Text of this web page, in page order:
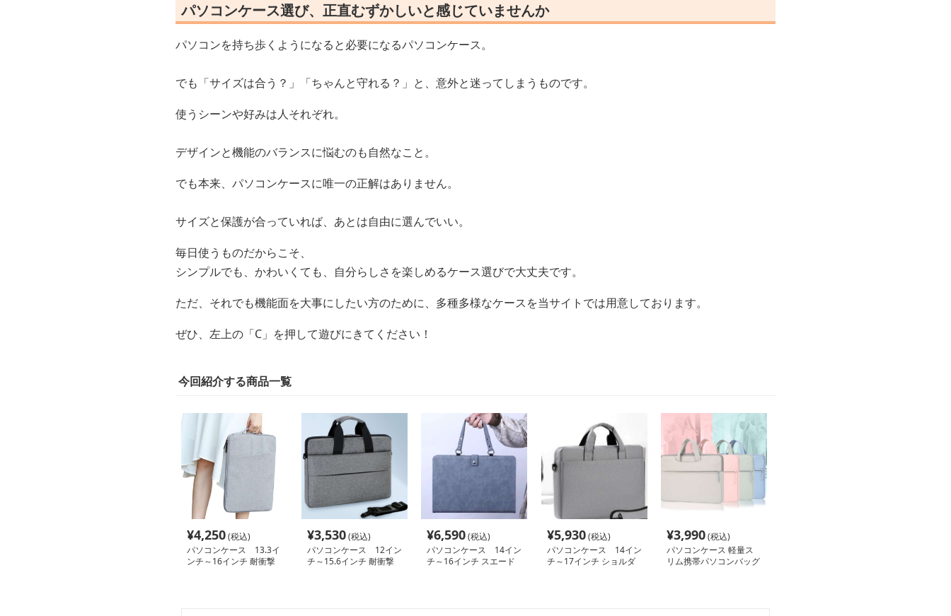
パソコンケース選び、正直むずかしいと感じていませんか
パソコンを持ち歩くようになると必要になるパソコンケース。
でも「サイズは合う？」「ちゃんと守れる？」と、意外と迷ってしまうものです。
使うシーンや好みは人それぞれ。
デザインと機能のバランスに悩むのも自然なこと。
でも本来、パソコンケースに唯一の正解はありません。
サイズと保護が合っていれば、あとは自由に選んでいい。
毎日使うものだからこそ、
シンプルでも、かわいくても、自分らしさを楽しめるケース選びで大丈夫です。
ただ、それでも機能面を大事にしたい方のために、多種多様なケースを当サイトでは用意しております。
ぜひ、左上の「C」を押して遊びにきてください！
今回紹介する商品一覧
¥4,250(税込)
パソコンケース 13.3イ
ンチ～16インチ 耐衝撃
¥3,530(税込)
パソコンケース 12イン
チ～15.6インチ 耐衝撃
¥6,590(税込)
パソコンケース 14イン
チ～16インチ スエード
¥5,930(税込)
パソコンケース 14イン
チ～17インチ ショルダ
¥3,990(税込)
パソコンケース 軽量ス
リム携帯パソコンバッグ